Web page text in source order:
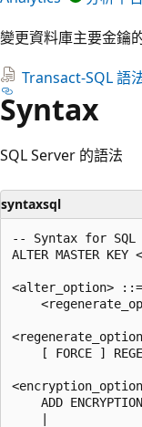
變更資料庫主要金鑰
Transact-SQL 語
Syntax
SQL Server 的語法
syntaxsql
-- Syntax for SQL
ALTER MASTER
<alter_option> ::=
[ FORCE ]
ADD
    |